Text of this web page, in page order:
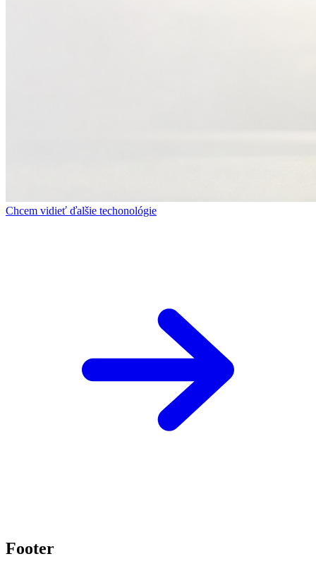
Chcem vidieť ďalšie techonológie
Footer